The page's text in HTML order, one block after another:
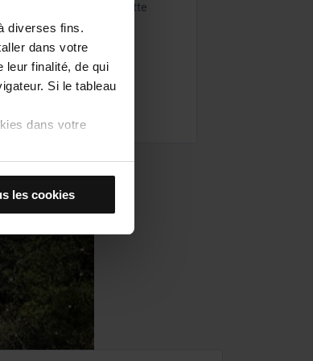
diverses fins.
dans votre
leur finalité, de qui
Si le tableau
dans votre
que des cookies
les cookies du
d’améliorer votre
ne les acceptez
dans l’option
les cookies
secrets ayant trait à cette